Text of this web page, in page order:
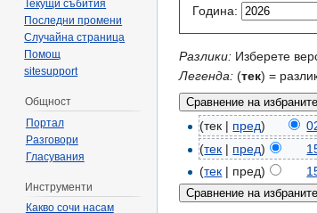
Година:
Разлики: Изберете
Легенда: (тек) =
(тек | пред)
(тек | пред)
(тек | пред)
Текущи събития
Последни промени
Случайна страница
Помощ
sitesupport
Общност
Портал
Разговори
Гласувания
Инструменти
Какво сочи насам